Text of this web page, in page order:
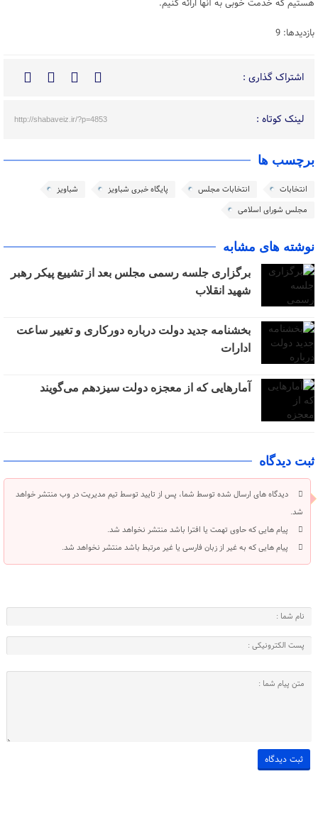
هستیم که خدمت خوبی به آنها ارائه کنیم.
بازدیدها: 9
اشتراک گذاری :
لینک کوتاه : http://shabaveiz.ir/?p=4853
برچسب ها
انتخابات انتخابات مجلس پایگاه خبری شباویز
شباویز
مجلس شورای اسلامی
نوشته های مشابه
برگزاری جلسه رسمی مجلس بعد از تشییع پیکر رهبر
شهید انقلاب
بخشنامه جدید دولت درباره دورکاری و تغییر ساعت
ادارات
آمارهایی که از معجزه دولت سیزدهم می‌گویند
ثبت دیدگاه
دیدگاه های ارسال شده توسط شما، پس از تایید توسط تیم مدیریت در وب منتشر خواهد
شد.
پیام هایی که حاوی تهمت یا افترا باشد منتشر نخواهد شد.
پیام هایی که به غیر از زبان فارسی یا غیر مرتبط باشد منتشر نخواهد شد.